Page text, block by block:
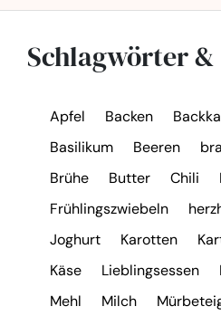
Schlagwörter
Apfel Backen
Basilikum
Beeren
Brühe
Butter Chili
Frühlingszwiebeln
Joghurt
Karotten
Käse
Lieblingsessen
Mehl
Milch